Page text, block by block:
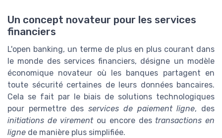
Un concept novateur pour les services
financiers
L'open banking, un terme de plus en plus courant dans
le monde des services financiers, désigne un modèle
économique novateur où les banques partagent en
toute sécurité certaines de leurs données bancaires.
Cela se fait par le biais de solutions technologiques
pour permettre desservices de paiement ligne, des
initiations de virementou encore des transactions en
ligne de manière plus simplifiée.